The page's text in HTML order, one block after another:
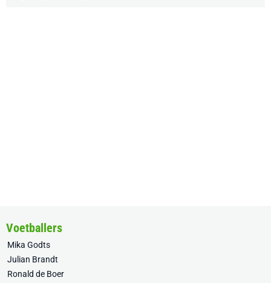
Voetballers
Mika Godts
Julian Brandt
Ronald de Boer